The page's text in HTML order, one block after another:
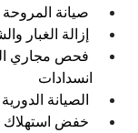
صيانة المروحة
إزالة الغبار
فحص مجاري
انسدادات
الصيانة الدورية
خفض استهلاك